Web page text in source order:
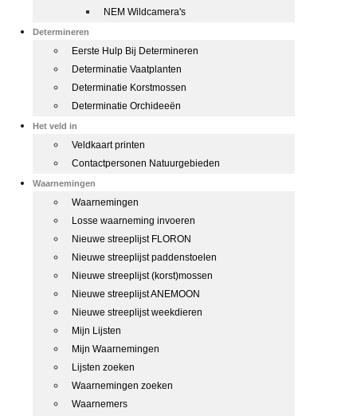
NEM Wildcamera's
Determineren
Eerste Hulp Bij Determineren
Determinatie Vaatplanten
Determinatie Korstmossen
Determinatie Orchideeën
Het veld in
Veldkaart printen
Contactpersonen Natuurgebieden
Waarnemingen
Waarnemingen
Losse waarneming invoeren
Nieuwe streeplijst FLORON
Nieuwe streeplijst paddenstoelen
Nieuwe streeplijst (korst)mossen
Nieuwe streeplijst ANEMOON
Nieuwe streeplijst weekdieren
Mijn Lijsten
Mijn Waarnemingen
Lijsten zoeken
Waarnemingen zoeken
Waarnemers